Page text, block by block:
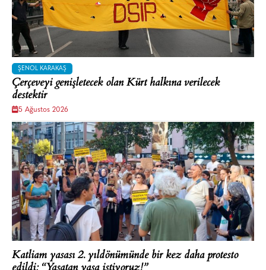
ŞENOL KARAKAŞ
Çerçeveyi genişletecek olan Kürt halkına verilecek
destektir
5 Ağustos 2026
Katliam yasası 2. yıldönümünde bir kez daha protesto